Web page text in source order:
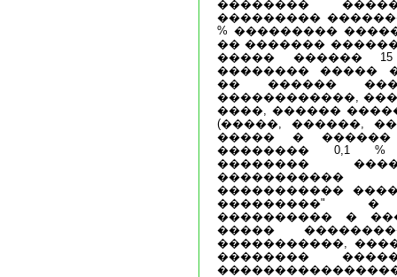
��������
���������
% ���������
�� �������
����� ������
�������� �����
�� ������
������������,
����, ������
(�����, ������,
����� �
�������� 0,1
��������
�����������
���������"
���������� �
�����
�����������,
��������